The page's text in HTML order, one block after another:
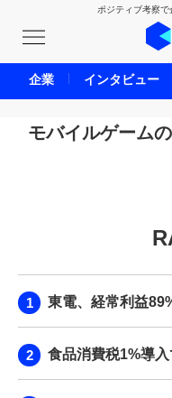
ポジティブ考察
LIFE
モバイルゲーム
東電、経常利益
食品消費税1%導
企業 インタビュー